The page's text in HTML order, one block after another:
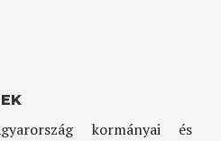
kormányai és